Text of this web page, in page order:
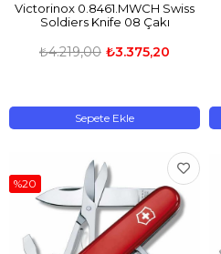
Victorinox 0.8461.MWCH Swiss
Soldiers Knife 08 Çakı
₺3.375,20
₺4.219,00
Sepete Ekle
%20